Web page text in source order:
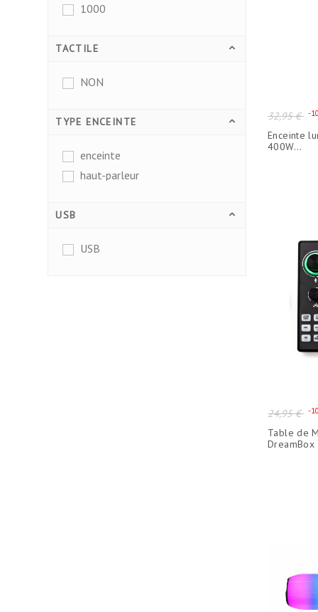
1000
TACTILE
NON
TYPE ENCEINTE
enceinte
haut-parleur
USB
USB
Prix
de
base
32,95 € -
Enceinte
400W...
Prix
de
base
24,95 € -
Table de
DreamBox